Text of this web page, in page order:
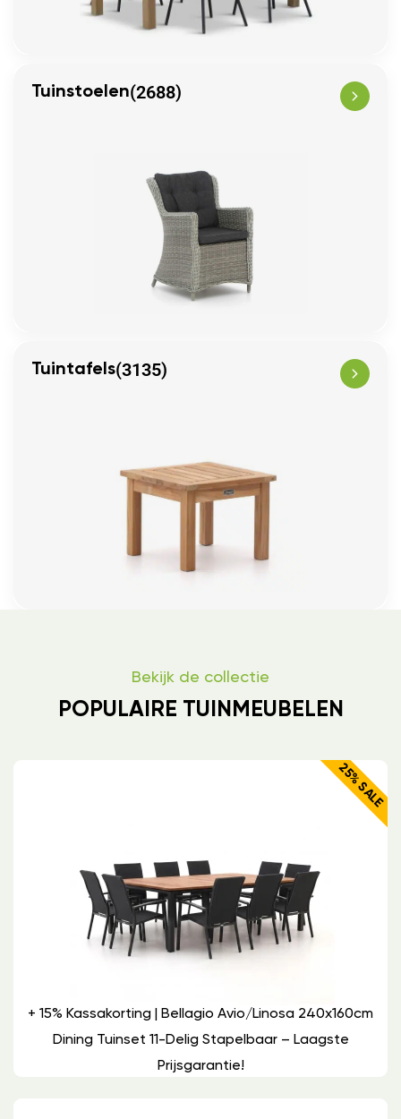
Tuinstoelen(2688)
Tuintafels(3135)
Bekijk de collectie
POPULAIRE TUINMEUBELEN
25% SALE
+ 15% Kassakorting | Bellagio Avio/Linosa 240x160cm
Dining Tuinset 11-Delig Stapelbaar – Laagste
Prijsgarantie!